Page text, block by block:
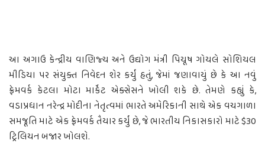
આ અગાઉ કેન્દ્રીય વાણિજ્ય અને ઉદ્યોગ મંત્રી પિયૂષ ગોયલે સોશિયલ
મીડિયા પર સંયુક્ત નિવેદન શેર કર્યું હતું, જેમાં જણાવાયું છે કે આ નવું
ફ્રેમવર્ક કેટલા મોટા માર્કેટ એક્સેસને ખોલી શકે છે. તેમણે કહ્યું કે,
વડાપ્રધાન નરેન્દ્ર મોદીના નેતૃત્વમાં ભારતે અમેરિકાની સાથે એક વચગાળા
સમજૂતિ માટે એક ફ્રેમવર્ક તૈયાર કર્યું છે, જે ભારતીય નિકાસકારો માટે $30
ટ્રિલિયન બજાર ખોલશે.